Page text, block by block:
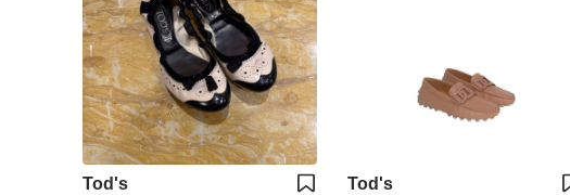
Tod's Tod's